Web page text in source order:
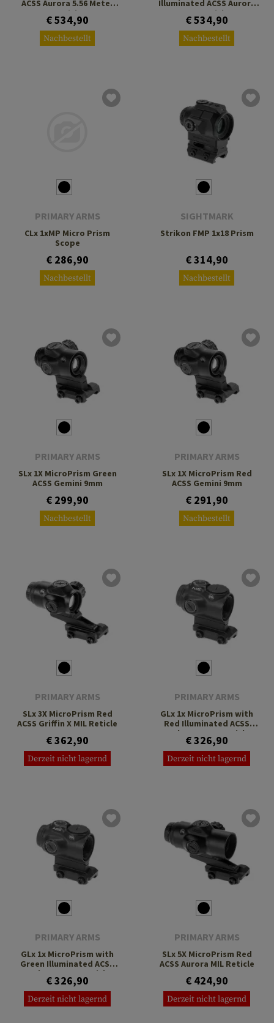
ACSS Aurora 5.56 Meter
Reticle
€ 534,90
Nachbestellt
Illuminated ACSS Aurora
MIL Reticle
€ 534,90
Nachbestellt
PRIMARY ARMS
CLx 1xMP Micro Prism
Scope
€ 286,90
Nachbestellt
SIGHTMARK
Strikon FMP 1x18 Prism
€ 314,90
Nachbestellt
PRIMARY ARMS
SLx 1X MicroPrism Green
ACSS Gemini 9mm
€ 299,90
Nachbestellt
PRIMARY ARMS
SLx 1X MicroPrism Red
ACSS Gemini 9mm
€ 291,90
Nachbestellt
PRIMARY ARMS
SLx 3X MicroPrism Red
ACSS Griffin X MIL Reticle
€ 362,90
Derzeit nicht lagernd
PRIMARY ARMS
GLx 1x MicroPrism with
Red Illuminated ACSS
Cyclops Gen 3 Reticle
€ 326,90
Derzeit nicht lagernd
PRIMARY ARMS
GLx 1x MicroPrism with
Green Illuminated ACSS
Cyclops Gen 3 Reticle
€ 326,90
Derzeit nicht lagernd
PRIMARY ARMS
SLx 5X MicroPrism Red
ACSS Aurora MIL Reticle
€ 424,90
Derzeit nicht lagernd